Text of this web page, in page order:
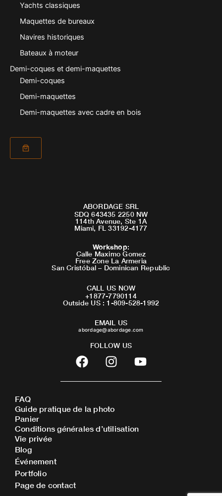
Yachts classiques
Maquettes de bureaux
Navires historiques
Bateaux à moteur
Demi-coques et demi-maquettes
Demi-coques
Demi-maquettes
Demi-maquettes avec cadre en bois
ABORDAGE SRL
SDQ 643435 2250 NW
114th Avenue, Ste 1A
Miami, FL 33192-4177
Workshop:
Calle Maximo Gomez
Free Zone La Armeria
San Cristóbal – Dominican Republic
CALL US NOW
+1877-7790114
Outside US : 1-809-528-1992
EMAIL US
abordage@abordage.com
FOLLOW US
F
a
c
b
o
o
I
n
s
a
g
r
Y
o
u
FAQ
Guide pratique de la photo
Panier
Conditions générales d’utilisation
Vie privée
Blog
Événement
Portfolio
Page de contact